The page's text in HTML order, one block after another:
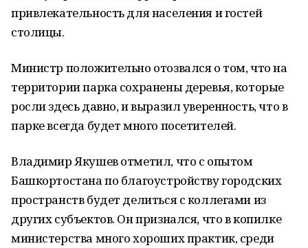
привлекательность для населения и гостей
столицы.
Министр положительно отозвался о том, что на
территории парка сохранены деревья, которые
росли здесь давно, и выразил уверенность, что в
парке всегда будет много посетителей.
Владимир Якушев отметил, что с опытом
Башкортостана по благоустройству городских
пространств будет делиться с коллегами из
других субъектов. Он признался, что в копилке
министерства много хороших практик, среди